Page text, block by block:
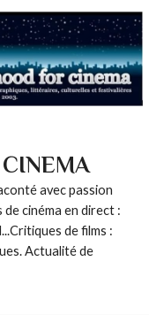
avec passion
cinéma en direct :
de films :
Actualité de